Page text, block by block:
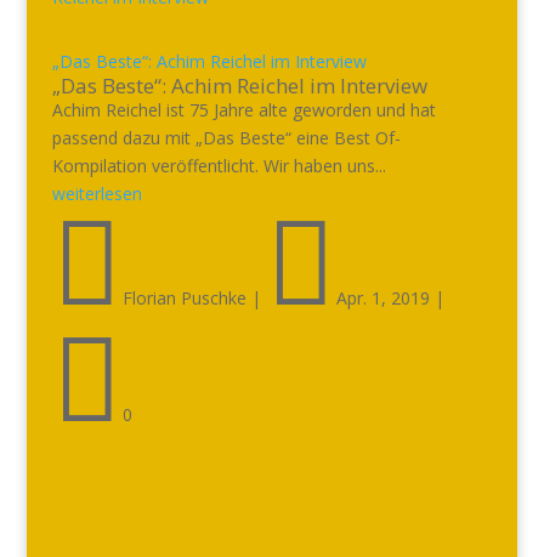
„Das Beste“: Achim Reichel im Interview
„Das Beste“: Achim Reichel im Interview
Achim Reichel ist 75 Jahre alte geworden und hat
passend dazu mit „Das Beste“ eine Best Of-
Kompilation veröffentlicht. Wir haben uns...
weiterlesen
 Florian Puschke |  Apr. 1, 2019 |
 0